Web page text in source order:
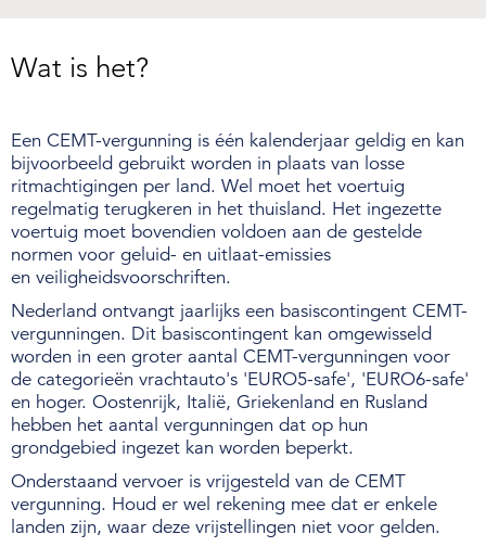
Wat is het?
Een CEMT-vergunning is één kalenderjaar geldig en kan
bijvoorbeeld gebruikt worden in plaats van losse
ritmachtigingen per land. Wel moet het voertuig
regelmatig terugkeren in het thuisland. Het ingezette
voertuig moet bovendien voldoen aan de gestelde
normen voor geluid- en uitlaat-emissies
en veiligheidsvoorschriften.
Nederland ontvangt jaarlijks een basiscontingent CEMT-
vergunningen. Dit basiscontingent kan omgewisseld
worden in een groter aantal CEMT-vergunningen voor
de categorieën vrachtauto's 'EURO5-safe', 'EURO6-safe'
en hoger. Oostenrijk, Italië, Griekenland en Rusland
hebben het aantal vergunningen dat op hun
grondgebied ingezet kan worden beperkt.
Onderstaand vervoer is vrijgesteld van de CEMT
vergunning. Houd er wel rekening mee dat er enkele
landen zijn, waar deze vrijstellingen niet voor gelden.